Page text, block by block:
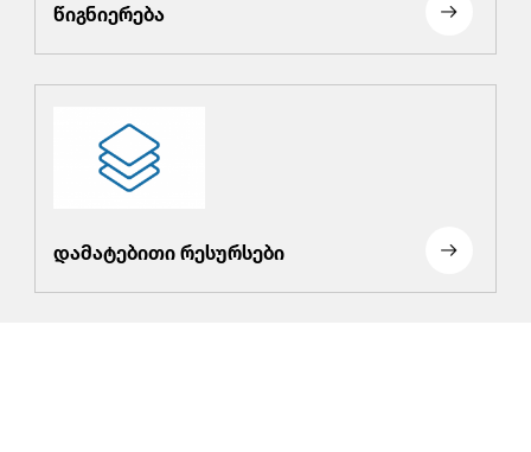
წიგნიერება
დამატებითი რესურსები